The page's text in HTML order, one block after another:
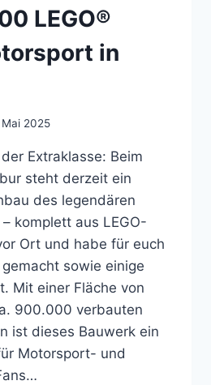
LEGO®
in
Mai 2025
Extraklasse: Beim
steht derzeit ein
des legendären
komplett aus LEGO-
Ort und habe für euch
sowie einige
Mit einer Fläche von
900.000 verbauten
ist dieses Bauwerk ein
Motorsport- und